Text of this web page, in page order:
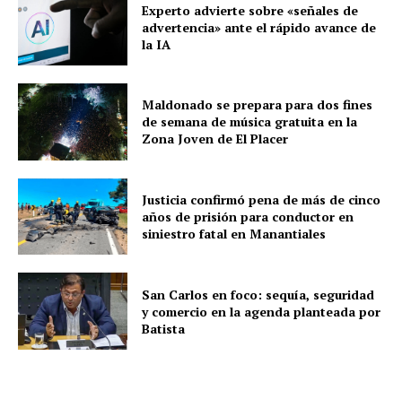
Experto advierte sobre «señales de
advertencia» ante el rápido avance de
la IA
Maldonado se prepara para dos fines
de semana de música gratuita en la
Zona Joven de El Placer
Justicia confirmó pena de más de cinco
años de prisión para conductor en
siniestro fatal en Manantiales
San Carlos en foco: sequía, seguridad
y comercio en la agenda planteada por
Batista